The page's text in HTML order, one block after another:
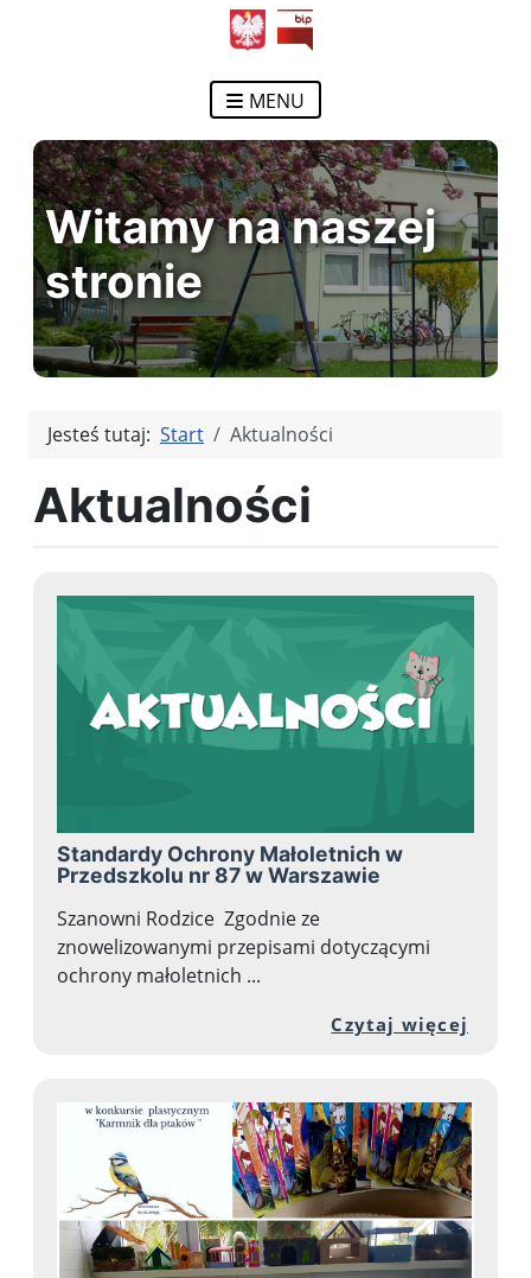
MENU
Witamy na naszej
stronie
Jesteś tutaj: Start Aktualności
Aktualności
Standardy Ochrony Małoletnich w
Przedszkolu nr 87 w Warszawie
Szanowni Rodzice Zgodnie ze
znowelizowanymi przepisami dotyczącymi
ochrony małoletnich ...
Czytaj więcej